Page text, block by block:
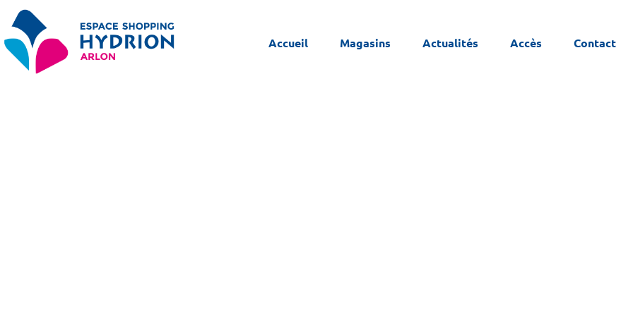
Accueil Magasins Actualités Accès Contact